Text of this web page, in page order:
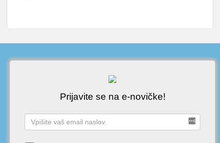
Prijavite se na e-novičke!